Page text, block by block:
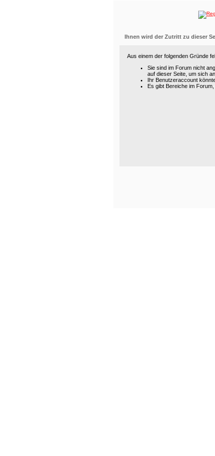
Ihnen wird der Zutritt zu dieser
Aus einem der folgenden Gründe
Sie sind im Forum nicht
auf dieser Seite, um sich
Ihr Benutzeraccount
Es gibt Bereiche im